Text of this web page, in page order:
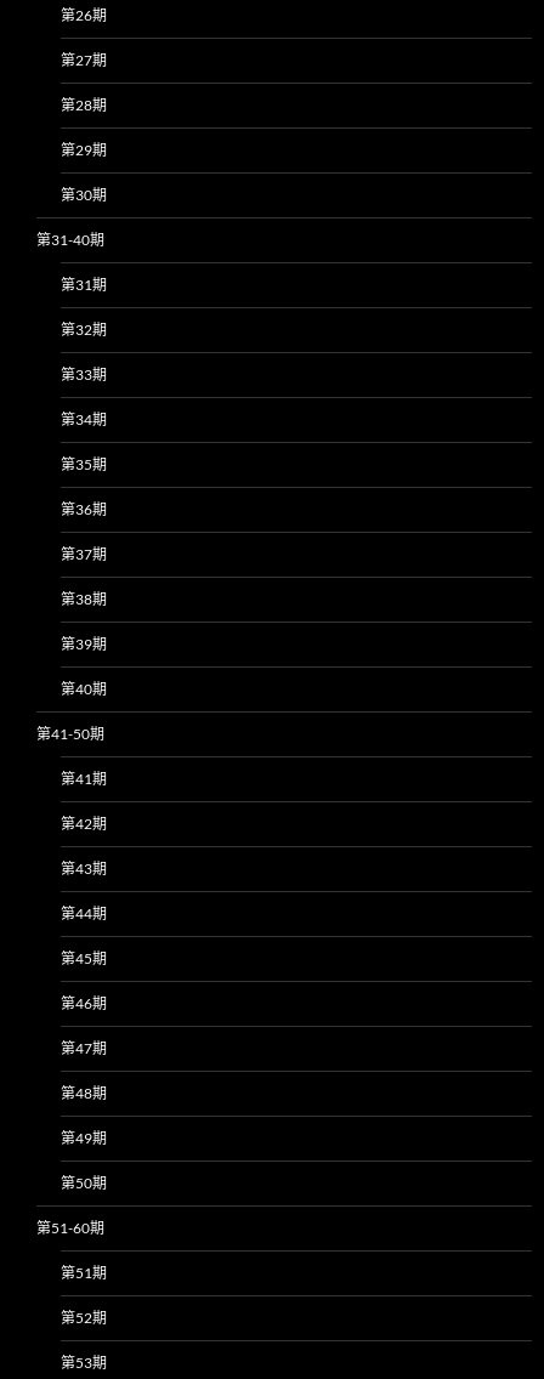
第26期
第27期
第28期
第29期
第30期
第31-40期
第31期
第32期
第33期
第34期
第35期
第36期
第37期
第38期
第39期
第40期
第41-50期
第41期
第42期
第43期
第44期
第45期
第46期
第47期
第48期
第49期
第50期
第51-60期
第51期
第52期
第53期